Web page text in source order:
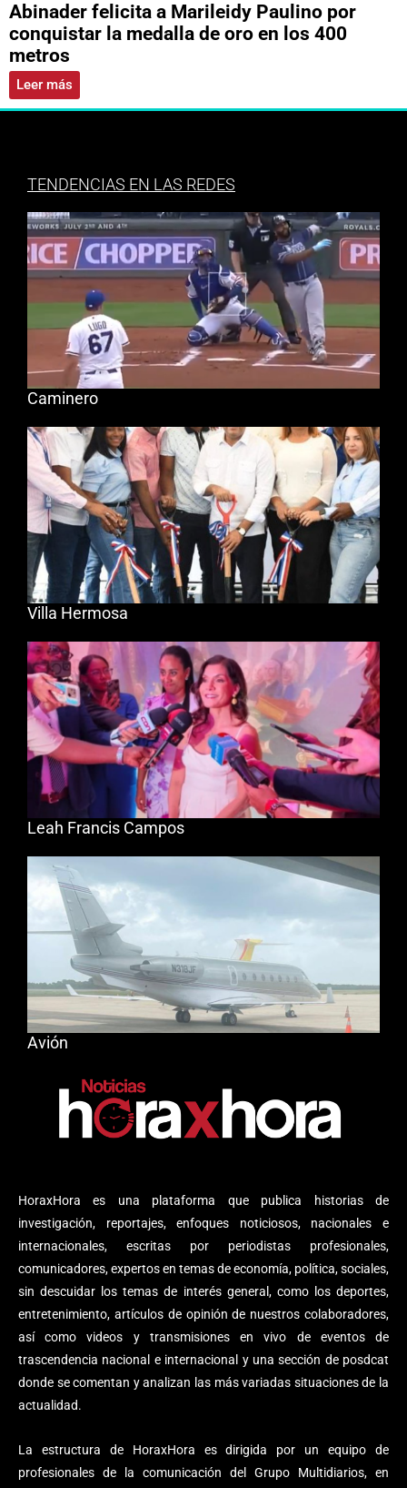
Abinader felicita a Marileidy Paulino por
conquistar la medalla de oro en los 400
metros
Leer más
HoraxHora es una plataforma que publica historias de
investigación, reportajes, enfoques noticiosos, nacionales e
internacionales, escritas por periodistas profesionales,
comunicadores, expertos en temas de economía, política, sociales,
sin descuidar los temas de interés general, como los deportes,
entretenimiento, artículos de opinión de nuestros colaboradores,
así como videos y transmisiones en vivo de eventos de
trascendencia nacional e internacional y una sección de posdcat
donde se comentan y analizan las más variadas situaciones de la
actualidad.
La estructura de HoraxHora es dirigida por un equipo de
profesionales de la comunicación del Grupo Multidiarios, en
TENDENCIAS EN LAS REDES
Caminero
Villa Hermosa
Leah Francis Campos
Avión